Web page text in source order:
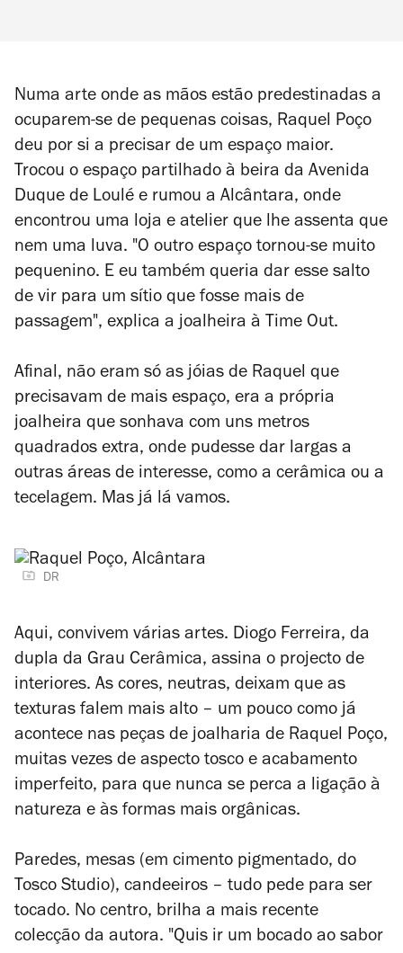
Numa arte onde as mãos estão predestinadas a
ocuparem-se de pequenas coisas, Raquel Poço
deu por si a precisar de um espaço maior.
Trocou o espaço partilhado à beira da Avenida
Duque de Loulé e rumou a Alcântara, onde
encontrou uma loja e atelier que lhe assenta que
nem uma luva. "O outro espaço tornou-se muito
pequenino. E eu também queria dar esse salto
de vir para um sítio que fosse mais de
passagem", explica a joalheira à Time Out.
Afinal, não eram só as jóias de Raquel que
precisavam de mais espaço, era a própria
joalheira que sonhava com uns metros
quadrados extra, onde pudesse dar largas a
outras áreas de interesse, como a cerâmica ou a
tecelagem. Mas já lá vamos.
DR
Aqui, convivem várias artes. Diogo Ferreira, da
dupla da Grau Cerâmica, assina o projecto de
interiores. As cores, neutras, deixam que as
texturas falem mais alto – um pouco como já
acontece nas peças de joalharia de Raquel Poço,
muitas vezes de aspecto tosco e acabamento
imperfeito, para que nunca se perca a ligação à
natureza e às formas mais orgânicas.
Paredes, mesas (em cimento pigmentado, do
Tosco Studio), candeeiros – tudo pede para ser
tocado. No centro, brilha a mais recente
colecção da autora. "Quis ir um bocado ao sabor